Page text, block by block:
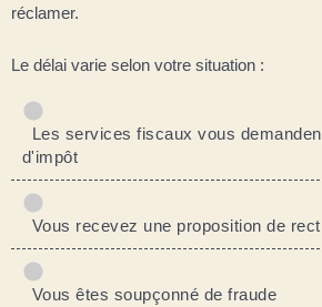
réclamer.
Le délai varie selon votre situation :
Les services fiscaux vous
d'impôt
Vous recevez une proposition de
Vous êtes soupçonné de fraude